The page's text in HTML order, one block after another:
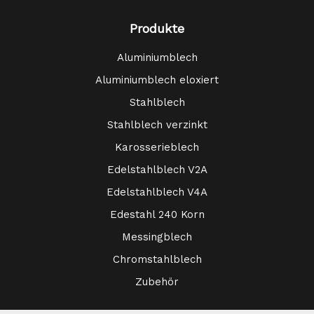
Produkte
Aluminiumblech
Aluminiumblech eloxiert
Stahlblech
Stahlblech verzinkt
Karosserieblech
Edelstahlblech V2A
Edelstahlblech V4A
Edestahl 240 Korn
Messingblech
Chromstahlblech
Zubehör